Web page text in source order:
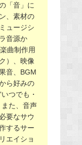
「音」に
、素材の
ュージシ
音源か
曲制作用
）、映像
音、BGM
ら好みの
つでも・
た、音声
要なサウ
するサー
エイショ